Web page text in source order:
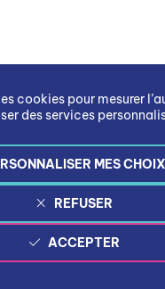
cookies pour mesurer
des services
MES CHOIX
REFUSER
ACCEPTER